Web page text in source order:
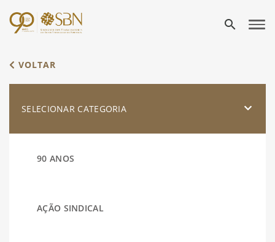
search
VOLTAR
SELECIONAR CATEGORIA
90 ANOS
AÇÃO SINDICAL